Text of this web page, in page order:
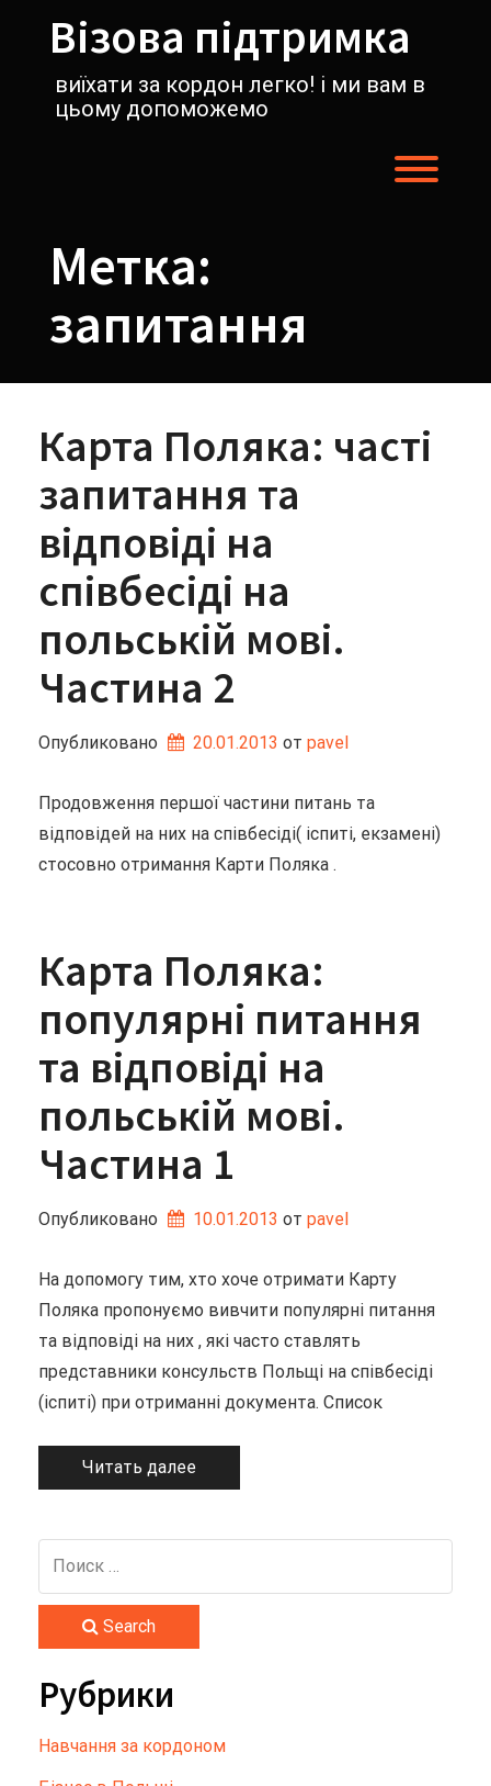
содержимомуВізова підтримка
виїхати за кордон легко! і ми вам в
цьому допоможемо
Метка:
запитання
Карта Поляка: часті
запитання та
відповіді на
співбесіді на
польській мові.
Частина 2
Опубликовано 20.01.2013 от pavel
Продовження першої частини питань та
відповідей на них на співбесіді( іспиті, екзамені)
стосовно отримання Карти Поляка .
Карта Поляка:
популярні питання
та відповіді на
польській мові.
Частина 1
Опубликовано 10.01.2013 от pavel
На допомогу тим, хто хоче отримати Карту
Поляка пропонуємо вивчити популярні питання
та відповіді на них , які часто ставлять
представники консульств Польщі на співбесіді
(іспиті) при отриманні документа. Список
Читать далее
Search
Рубрики
Hавчання за кордоном